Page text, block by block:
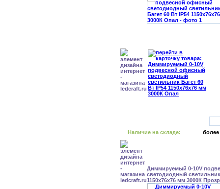
Наличие на складе: более
Диммируемый 0-10V
светодиодный светильник
1150x76x76 мм 3000К